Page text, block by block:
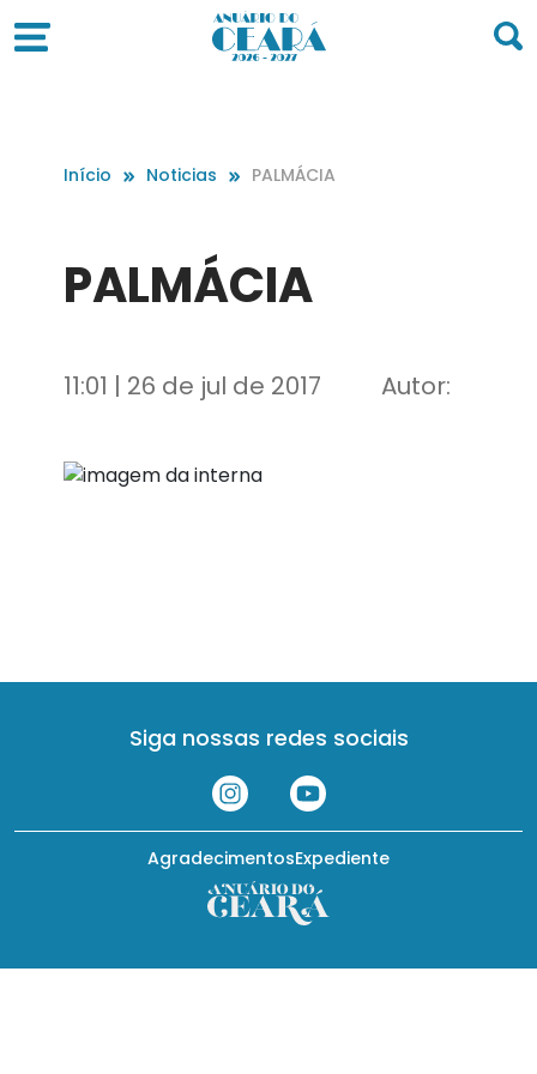
Início Noticias PALMÁCIA
PALMÁCIA
11:01 | 26 de jul de 2017 Autor:
Siga nossas redes sociais
Expediente
Agradecimentos